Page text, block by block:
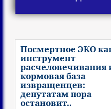
Посмертное ЭКО
инструмент
расчеловечивания
кормовая база
извращенцев:
депутатам пора
остановит..